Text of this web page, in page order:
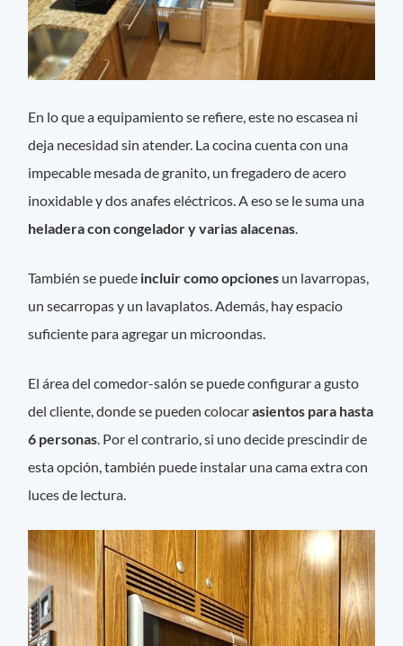
En lo que a equipamiento se refiere, este no escasea ni
deja necesidad sin atender. La cocina cuenta con una
impecable mesada de granito, un fregadero de acero
inoxidable y dos anafes eléctricos. A eso se le suma una
heladera con congelador y varias alacenas
También se puede incluir como opciones un lavarropas,
un secarropas y un lavaplatos. Además, hay espacio
suficiente para agregar un microondas.
El área del comedor-salón se puede configurar a gusto
del cliente, donde se pueden colocarasientos para hasta
6 personas. Por el contrario, si uno decide prescindir de
esta opción, también puede instalar una cama extra con
luces de lectura.